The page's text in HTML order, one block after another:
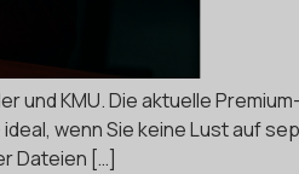
und KMU. Die aktuelle
wenn Sie keine Lust auf
Dateien […]